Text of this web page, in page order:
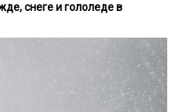
снеге и гололеде в